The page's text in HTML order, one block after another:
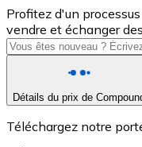
USD Coin
USDC
Profitez d'un
vendre et échanger
Détails du prix de
Téléchargez notre